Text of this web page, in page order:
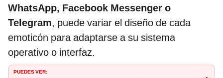
WhatsApp, Facebook Messenger o
Telegram, puede variar el diseño de cada
emoticón para adaptarse a su sistema
operativo o interfaz.
PUEDES VER: